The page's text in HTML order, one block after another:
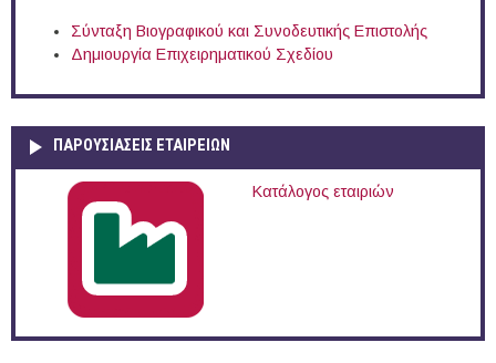
Σύνταξη Βιογραφικού και Συνοδευτικής Επιστολής
Δημιουργία Επιχειρηματικού Σχεδίου
ΠΑΡΟΥΣΙΆΣΕΙΣ ΕΤΑΙΡΕΙΏΝ
Κατάλογος εταιριών